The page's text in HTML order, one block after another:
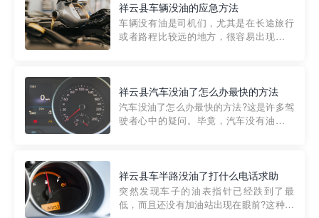
紧急情况下，我们需要一种高效可靠的救
援方式。而这时，地库救援专...
祥云县车辆没油的应急方法
车辆没有油是司机们，尤其是在长途旅行
或者路程比较远的地方，很容易出现这种
的送油师傅，解决没油的紧急情况。 首
先，让我们来了解一下穿...
祥云县汽车没油了怎么办最快的方法
汽车没油了怎么办最快的方法?这是许多驾
驶者心中的疑问。毕竟，汽车没有油就无
越者小程序是一款专门解决汽车没油问题
的在线服务平台。通过...
祥云县车半路没油了打什么电话求助
突然发现车子的油表指针已经跌到了最
低，而且还没有加油站出现在眼前?这种情